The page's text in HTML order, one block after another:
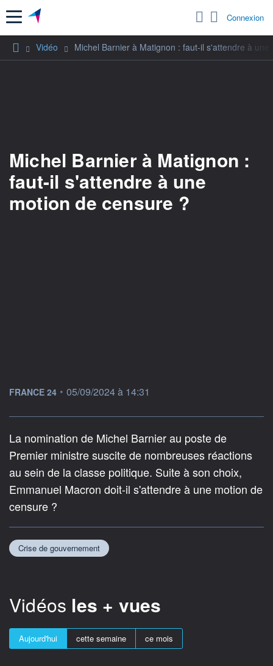
Menu Connexion
Vidéo Michel Barnier à Matignon : faut-il s'attendre à
Michel Barnier à Matignon :
faut-il s'attendre à une
motion de censure ?
information fournie par
FRANCE 24 • 05/09/2024 à 14:31
La nomination de Michel Barnier au poste de
Premier ministre suscite de nombreuses réactions
au sein de la classe politique. Suite à son choix,
Emmanuel Macron doit-il s'attendre à une motion de
censure ?
Crise de gouvernement
Vidéos les + vues
Aujourd'hui cette semaine ce mois